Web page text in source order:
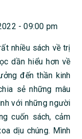
- 09:00 pm
nhiều sách về trị
dần hiểu hơn về
đến thần kinh
sẻ những mâu
với những người
cuốn sách, cảm
dịu chúng. Mình